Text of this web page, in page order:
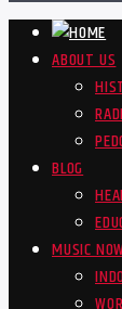
ABOUT US
BLOG
MUSIC